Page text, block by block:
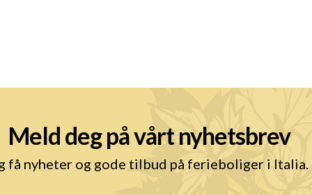
Meld deg på vårt nyhetsbrev
få nyheter og gode tilbud på ferieboliger i Italia.